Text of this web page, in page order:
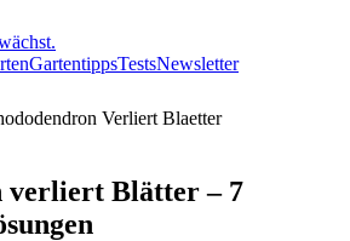
GartentippsTestsNewsletter
Verliert Blaetter
verliert Blätter – 7